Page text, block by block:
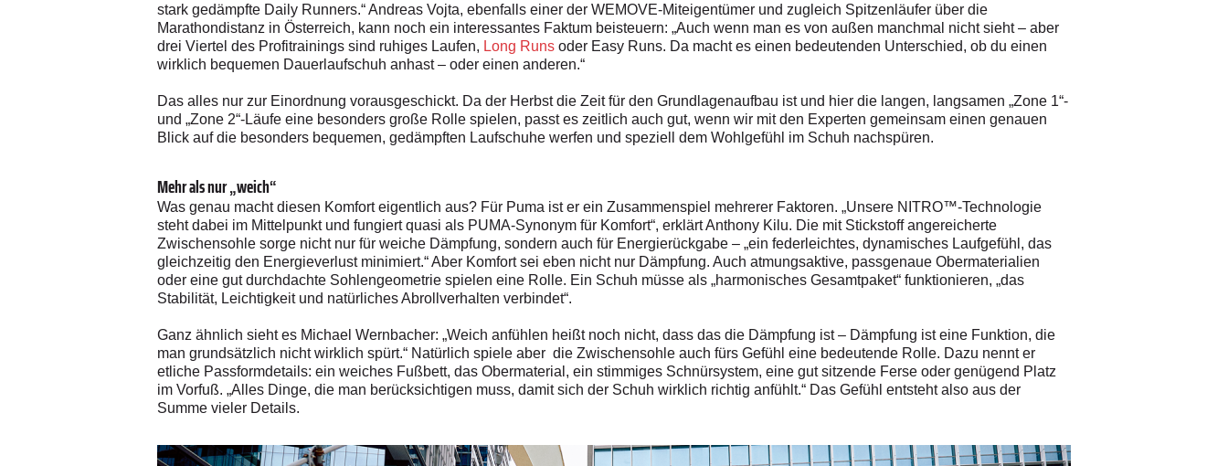
stark gedämpfte Daily Runners.“ Andreas Vojta, ebenfalls einer der WEMOVE-Miteigentümer und zugleich Spitzenläufer über die
Marathondistanz in Österreich, kann noch ein interessantes Faktum beisteuern: „Auch wenn man es von außen manchmal nicht sieht – aber
drei Viertel des Profitrainings sind ruhiges Laufen, Long Runs oder Easy Runs. Da macht es einen bedeutenden Unterschied, ob du einen
wirklich bequemen Dauerlaufschuh anhast – oder einen anderen.“
Das alles nur zur Einordnung vorausgeschickt. Da der Herbst die Zeit für den Grundlagenaufbau ist und hier die langen, langsamen „Zone 1“-
und „Zone 2“-Läufe eine besonders große Rolle spielen, passt es zeitlich auch gut, wenn wir mit den Experten gemeinsam einen genauen
Blick auf die besonders bequemen, gedämpften Laufschuhe werfen und speziell dem Wohlgefühl im Schuh nachspüren.
Mehr als nur „weich“
Was genau macht diesen Komfort eigentlich aus? Für Puma ist er ein Zusammenspiel mehrerer Faktoren. „Unsere NITRO™-Technologie
steht dabei im Mittelpunkt und fungiert quasi als PUMA-Synonym für Komfort“, erklärt Anthony Kilu. Die mit Stickstoff angereicherte
Zwischensohle sorge nicht nur für weiche Dämpfung, sondern auch für Energierückgabe – „ein federleichtes, dynamisches Laufgefühl, das
gleichzeitig den Energieverlust minimiert.“ Aber Komfort sei eben nicht nur Dämpfung. Auch atmungsaktive, passgenaue Obermaterialien
oder eine gut durchdachte Sohlengeometrie spielen eine Rolle. Ein Schuh müsse als „harmonisches Gesamtpaket“ funktionieren, „das
Stabilität, Leichtigkeit und natürliches Abrollverhalten verbindet“.
Ganz ähnlich sieht es Michael Wernbacher: „Weich anfühlen heißt noch nicht, dass das die Dämpfung ist – Dämpfung ist eine Funktion, die
man grundsätzlich nicht wirklich spürt.“ Natürlich spiele aber die Zwischensohle auch fürs Gefühl eine bedeutende Rolle. Dazu nennt er
etliche Passformdetails: ein weiches Fußbett, das Obermaterial, ein stimmiges Schnürsystem, eine gut sitzende Ferse oder genügend Platz
im Vorfuß. „Alles Dinge, die man berücksichtigen muss, damit sich der Schuh wirklich richtig anfühlt.“ Das Gefühl entsteht also aus der
Summe vieler Details.